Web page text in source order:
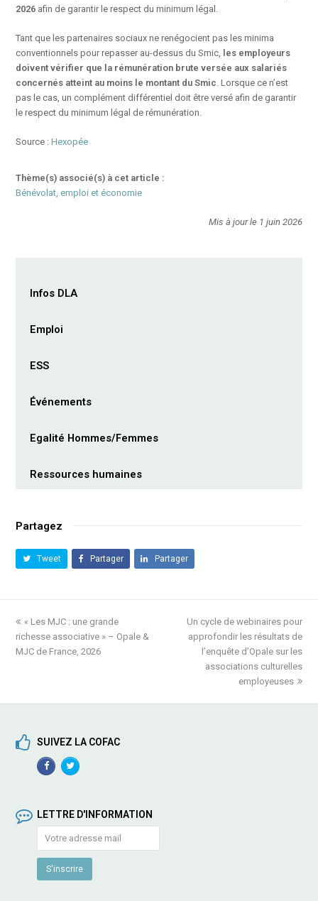
2026 afin de garantir le respect du minimum légal.
Tant que les partenaires sociaux ne renégocient pas les minima
conventionnels pour repasser au-dessus du Smic, les employeurs
doivent vérifier que la rémunération brute versée aux salariés
concernés atteint au moins le montant du Smic. Lorsque ce n’est
pas le cas, un complément différentiel doit être versé afin de garantir
le respect du minimum légal de rémunération.
Source :Hexopée
Thème(s) associé(s) à cet article :
Bénévolat, emploi et économie
Mis à jour le 1 juin 2026
Infos DLA
Emploi
ESS
Événements
Egalité Hommes/Femmes
Ressources humaines
Partagez
Tweet Partager Partager
previous
post:
« Les MJC : une grande
richesse associative » – Opale &
MJC de France, 2026
next
post:
Un cycle de webinaires pour
approfondir les résultats de
l’enquête d’Opale sur les
associations culturelles
employeuses
SUIVEZ LA COFAC
FacebookTwitterProfile
LETTRE D'INFORMATION